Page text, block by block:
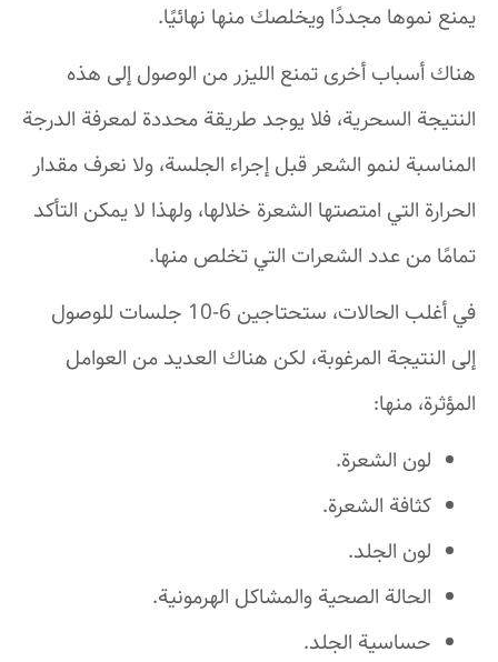
يمنع نموها مجددًا ويخلصك منها نهائيًا.
هناك أسباب أخرى تمنع الليزر من الوصول إلى هذه
النتيجة السحرية، فلا يوجد طريقة محددة لمعرفة الدرجة
المناسبة لنمو الشعر قبل إجراء الجلسة، ولا نعرف مقدار
الحرارة التي امتصتها الشعرة خلالها، ولهذا لا يمكن التأكد
تمامًا من عدد الشعرات التي تخلص منها.
في أغلب الحالات، ستحتاجين 6-10 جلسات للوصول
إلى النتيجة المرغوبة، لكن هناك العديد من العوامل
المؤثرة، منها:
لون الشعرة.
كثافة الشعرة.
لون الجلد.
الحالة الصحية والمشاكل الهرمونية.
حساسية الجلد.